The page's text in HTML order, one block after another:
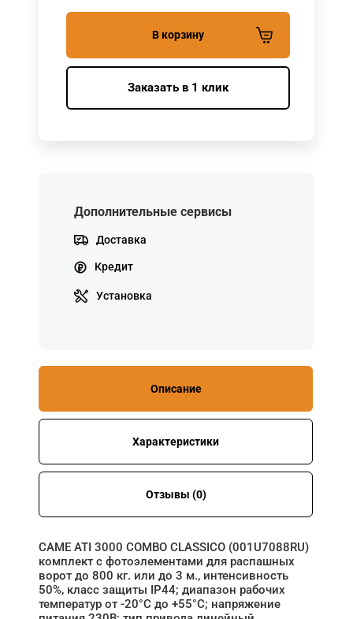
В корзину
Заказать в 1 клик
Дополнительные сервисы
Доставка
Кредит
Установка
Описание
Характеристики
Отзывы (0)
CAME ATI 3000 COMBO CLASSICO (001U7088RU)
комплект с фотоэлементами для распашных
ворот до 800 кг. или до 3 м., интенсивность
50%, класс защиты IP44; диапазон рабочих
температур от -20°С до +55°С; напряжение